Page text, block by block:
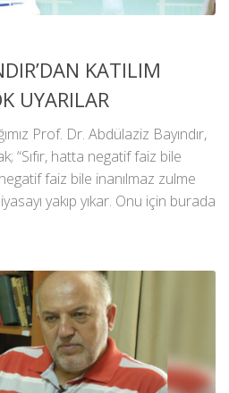
KATILIM
UYARILAR
Prof. Dr. Abdülaziz Bayındır,
“Sıfır, hatta negatif faiz bile
faiz bile inanılmaz zulme
yakıp yıkar. Onu için burada